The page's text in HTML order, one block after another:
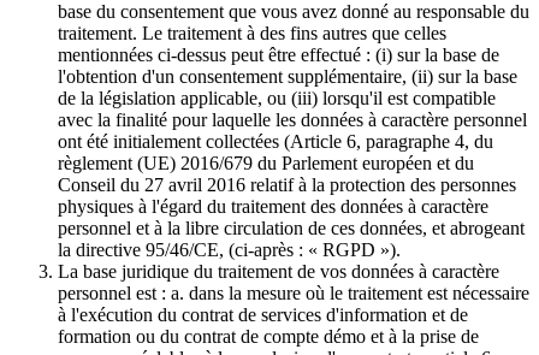
base du consentement que vous avez donné au responsable du
traitement. Le traitement à des fins autres que celles
mentionnées ci-dessus peut être effectué : (i) sur la base de
l'obtention d'un consentement supplémentaire, (ii) sur la base
de la législation applicable, ou (iii) lorsqu'il est compatible
avec la finalité pour laquelle les données à caractère personnel
ont été initialement collectées (Article 6, paragraphe 4, du
règlement (UE) 2016/679 du Parlement européen et du
Conseil du 27 avril 2016 relatif à la protection des personnes
physiques à l'égard du traitement des données à caractère
personnel et à la libre circulation de ces données, et abrogeant
la directive 95/46/CE, (ci-après : « RGPD »).
La base juridique du traitement de vos données à caractère
personnel est : a. dans la mesure où le traitement est nécessaire
à l'exécution du contrat de services d'information et de
formation ou du contrat de compte démo et à la prise de